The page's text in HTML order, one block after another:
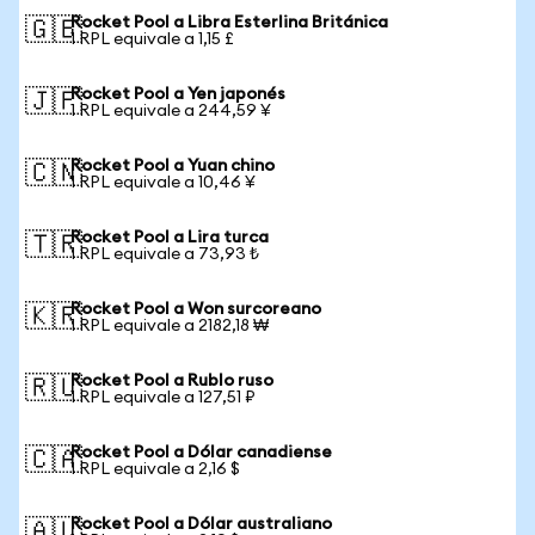
🇬🇧Rocket Pool a Libra Esterlina Británica
1 RPL equivale a 1,15 £
🇯🇵Rocket Pool a Yen japonés
1 RPL equivale a 244,59 ¥
🇨🇳Rocket Pool a Yuan chino
1 RPL equivale a 10,46 ¥
🇹🇷Rocket Pool a Lira turca
1 RPL equivale a 73,93 ₺
🇰🇷Rocket Pool a Won surcoreano
1 RPL equivale a 2182,18 ₩
🇷🇺Rocket Pool a Rublo ruso
1 RPL equivale a 127,51 ₽
🇨🇦Rocket Pool a Dólar canadiense
1 RPL equivale a 2,16 $
Rocket Pool a Dólar australiano